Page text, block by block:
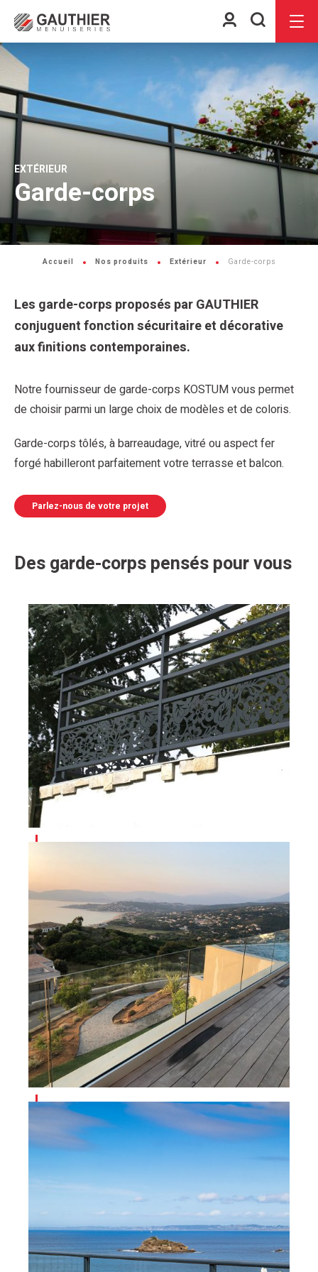
Espace
client
Menu
EXTÉRIEUR
Garde-corps
Accueil Nos produits Extérieur Garde-corps
Les garde-corps proposés par GAUTHIER
conjuguent fonction sécuritaire et décorative
aux finitions contemporaines.
Notre fournisseur de garde-corps KOSTUM vous permet
de choisir parmi un large choix de modèles et de coloris.
Garde-corps tôlés, à barreaudage, vitré ou aspect fer
forgé habilleront parfaitement votre terrasse et balcon.
Parlez-nous de votre projet
Des garde-corps pensés pour vous
AZILIZ